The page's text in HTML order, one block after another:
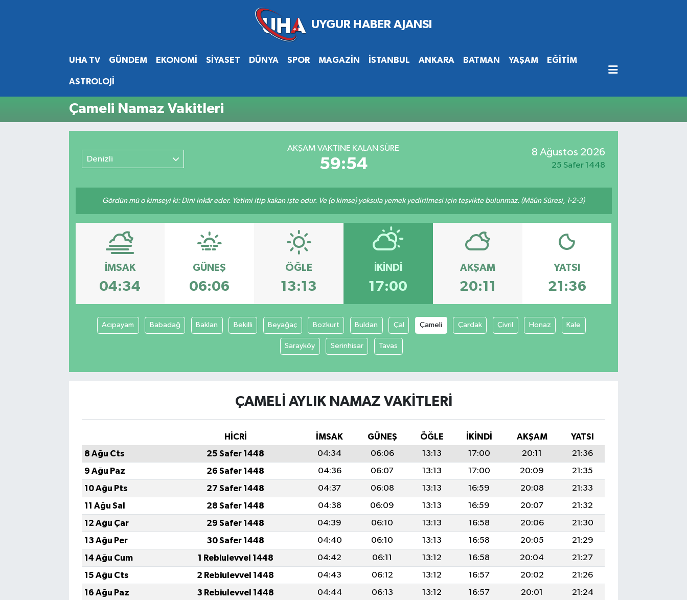
UHA TV GÜNDEM EKONOMİ SİYASET DÜNYA SPOR MAGAZİN İSTANBUL ANKARA BATMAN YAŞAM EĞİTİM
ASTROLOJİ
Çameli Namaz Vakitleri
Denizli
AKŞAM VAKTİNE KALAN SÜRE
59:54
8 Ağustos 2026
25 Safer 1448
Gördün mü o kimseyi ki: Dini inkâr eder. Yetimi itip kakan işte odur. Ve (o kimse) yoksula yemek yedirilmesi için teşvikte bulunmaz. (Mâûn Sûresi, 1-2-3)
İMSAK
04:34
GÜNEŞ
06:06
ÖĞLE
13:13
İKINDI
17:00
AKŞAM
20:11
YATSI
21:36
Acıpayam Babadağ Baklan Bekilli Beyağaç Bozkurt Buldan Çal Çameli Çardak Çivril Honaz Kale
Sarayköy Serinhisar Tavas
ÇAMELI AYLIK NAMAZ VAKITLERI
HİCRİ İMSAK GÜNEŞ ÖĞLE İKINDI AKŞAM
YATSI
8 Ağu Cts
25 Safer 1448 04:34 06:06 13:13 17:00 20:11
21:36
9 Ağu Paz
26 Safer 1448 04:36 06:07 13:13 17:00 20:09
21:35
10 Ağu Pts
27 Safer 1448 04:37 06:08 13:13 16:59 20:08
21:33
11 Ağu Sal
28 Safer 1448 04:38 06:09 13:13 16:59 20:07
21:32
12 Ağu Çar
29 Safer 1448 04:39 06:10 13:13 16:58 20:06
21:30
13 Ağu Per
30 Safer 1448 04:40 06:10 13:13 16:58 20:05
21:29
14 Ağu Cum
1 Rebiulevvel 1448 04:42 06:11 13:12 16:58 20:04
21:27
15 Ağu Cts
2 Rebiulevvel 1448 04:43 06:12 13:12 16:57 20:02
21:26
16 Ağu Paz
3 Rebiulevvel 1448 04:44 06:13 13:12 16:57 20:01
21:24
Hava Durumu
Trafik Durumu
Tüm Manşetler
Haber Arşivi